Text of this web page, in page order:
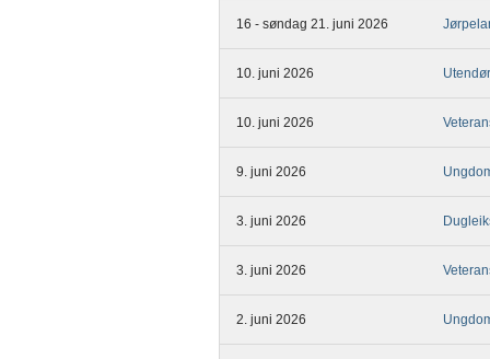
16 - søndag 21. juni 2026
10. juni 2026
10. juni 2026
9. juni 2026
3. juni 2026
3. juni 2026
2. juni 2026